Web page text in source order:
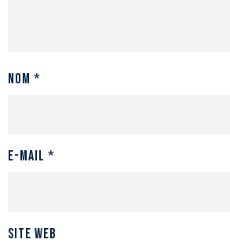
Nom *
E-mail *
Site web